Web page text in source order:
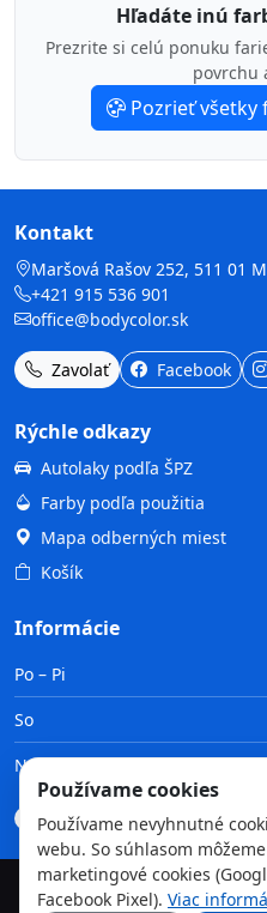
Hľadáte inú
Prezrite si celú ponuku
povrchu
Pozrieť všetky
Kontakt
Maršová Rašov 252, 511 01
+421 915 536 901
office@bodycolor.sk
Zavolať Facebook
Rýchle odkazy
Autolaky podľa ŠPZ
Farby podľa použitia
Mapa odberných miest
Košík
Informácie
Po – Pi
So
Ne
Doprava Platba Obchodné
©2026TvojaFarba.sk •
Používame cookies
Používame nevyhnutné
webu. So súhlasom
marketingové cookies
Facebook Pixel). Viac